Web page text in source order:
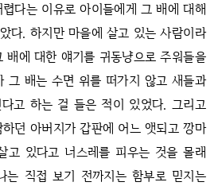
다는 이유로 아이들에게 그 배에 대해
다. 하지만 마을에 살고 있는 사람이라
배에 대한 얘기를 귀동냥으로 주워들을
그 배는 수면 위를 떠가지 않고 새들과
고 하는 걸 들은 적이 있었다. 그리고
던 아버지가 갑판에 어느 앳되고 깡마
고 있다고 너스레를 피우는 것을 몰래
는 직접 보기 전까지는 함부로 믿지는